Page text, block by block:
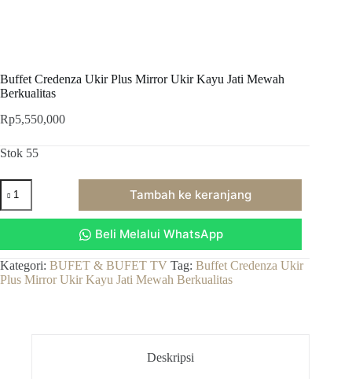
Buffet Credenza Ukir Plus Mirror Ukir Kayu Jati Mewah
Berkualitas
Rp5,550,000
Stok 55
Kuantitas
Buffet
Credenza
Mirror
Ukir
Kayu
Tambah ke keranjang
Beli Melalui WhatsApp
Kategori: BUFET & BUFET TV Tag: Buffet Credenza Ukir
Plus Mirror Ukir Kayu Jati Mewah Berkualitas
Deskripsi